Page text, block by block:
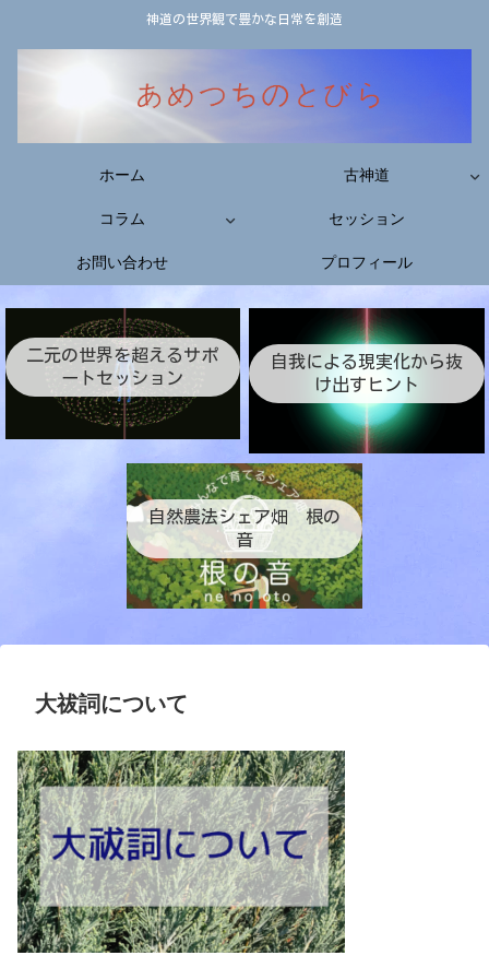
神道の世界観で豊かな日常を創造
ホーム
古神道
コラム
セッション
お問い合わせ
プロフィール
二元の世界を超えるサポ
ートセッション
自我による現実化から抜
け出すヒント
自然農法シェア畑 根の
音
大祓詞について